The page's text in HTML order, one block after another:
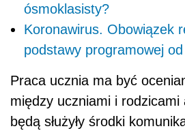
ósmoklasisty?
Koronawirus. Obowiązek
podstawy programowej
Praca ucznia ma być
między uczniami i rodzicami
będą służyły środki